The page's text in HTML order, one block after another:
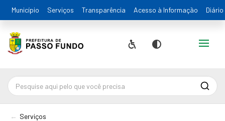
Município Serviços Transparência Acesso à Informação
Acessibilidade
Contraste
Alternar
Serviços